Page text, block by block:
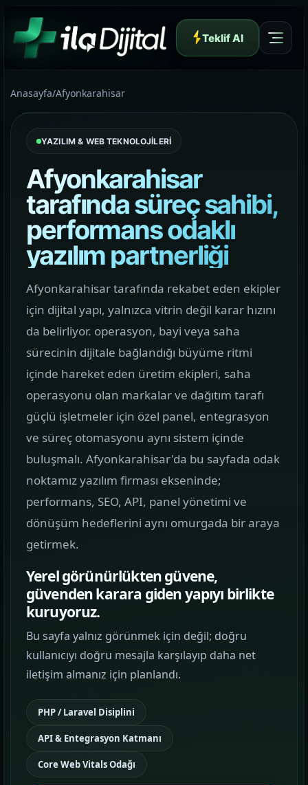
Teklif Al
Müşteri Paneli
01 Hakkımızda
Yapının arkasındaki yaklaşımı ve çalışma dilini
Hizmetler
Web, yazılım, mobil ve pazarlama hizmetlerini
tek yerden görün.
Kurumsal Web Tasarım
E-ticaret Sitesi Tasarımı
SATIŞ VITRINI
SEO & Dijital Pazarlama
ARAMA GÖRÜNÜRLÜĞÜ
Google Reklam Yönetimi
Sosyal Medya Yönetimi
MARKA İLETIŞIMI
03 Temalar
Sektörünüze uygun hazır yapı ve demo
Anasayfa/Afyonkarahisar
YAZILIM & WEB TEKNOLOJİLERİ
Afyonkarahisar
tarafında süreç sahibi,
performans odaklı
yazılım partnerliği
Afyonkarahisar tarafında rekabet eden ekipler
için dijital yapı, yalnızca vitrin değil karar hızını
da belirliyor. operasyon, bayi veya saha
sürecinin dijitale bağlandığı büyüme ritmi
içinde hareket eden üretim ekipleri, saha
operasyonu olan markalar ve dağıtım tarafı
güçlü işletmeler için özel panel, entegrasyon
ve süreç otomasyonu aynı sistem içinde
buluşmalı. Afyonkarahisar'da bu sayfada odak
noktamız yazılım firması ekseninde;
performans, SEO, API, panel yönetimi ve
dönüşüm hedeflerini aynı omurgada bir araya
getirmek.
Yerel görünürlükten güvene,
güvenden karara giden yapıyı birlikte
kuruyoruz.
Bu sayfa yalnız görünmek için değil; doğru
kullanıcıyı doğru mesajla karşılayıp daha net
iletişim almanız için planlandı.
PHP / Laravel Disiplini
API & Entegrasyon Katmanı
Core Web Vitals Odağı